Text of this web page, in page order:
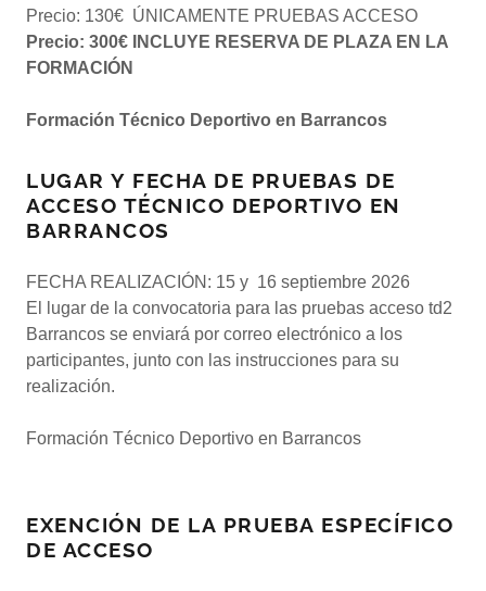
Precio: 130€ ÚNICAMENTE PRUEBAS ACCESO
Precio: 300€ INCLUYE RESERVA DE PLAZA EN LA
FORMACIÓN
Formación Técnico Deportivo en Barrancos
LUGAR Y FECHA DE PRUEBAS DE
ACCESO TÉCNICO DEPORTIVO EN
BARRANCOS
FECHA REALIZACIÓN: 15 y 16 septiembre 2026
El lugar de la convocatoria para las pruebas acceso td2
Barrancos se enviará por correo electrónico a los
participantes, junto con las instrucciones para su
realización.
Formación Técnico Deportivo en Barrancos
EXENCIÓN DE LA PRUEBA ESPECÍFICO
DE ACCESO